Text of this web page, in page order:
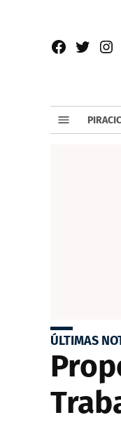
Facebook
Twitter
ÚLTIMAS